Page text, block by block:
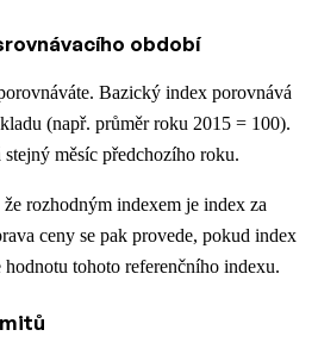
období
Bazický index porovnává
(např. průměr roku 2015 = 100).
měsíc předchozího roku.
rozhodným indexem je index za
ceny se pak provede, pokud index
hodnotu tohoto referenčního indexu.